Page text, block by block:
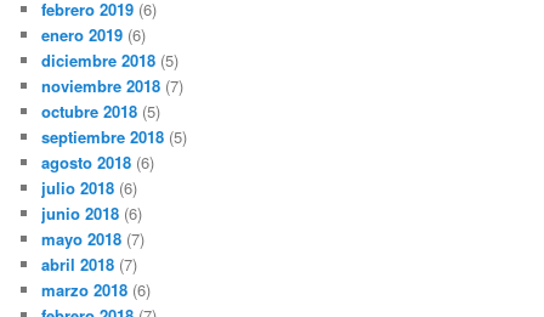
febrero 2019 (6)
enero 2019 (6)
diciembre 2018 (5)
noviembre 2018 (7)
octubre 2018 (5)
septiembre 2018 (5)
agosto 2018 (6)
julio 2018 (6)
junio 2018 (6)
mayo 2018 (7)
abril 2018 (7)
marzo 2018 (6)